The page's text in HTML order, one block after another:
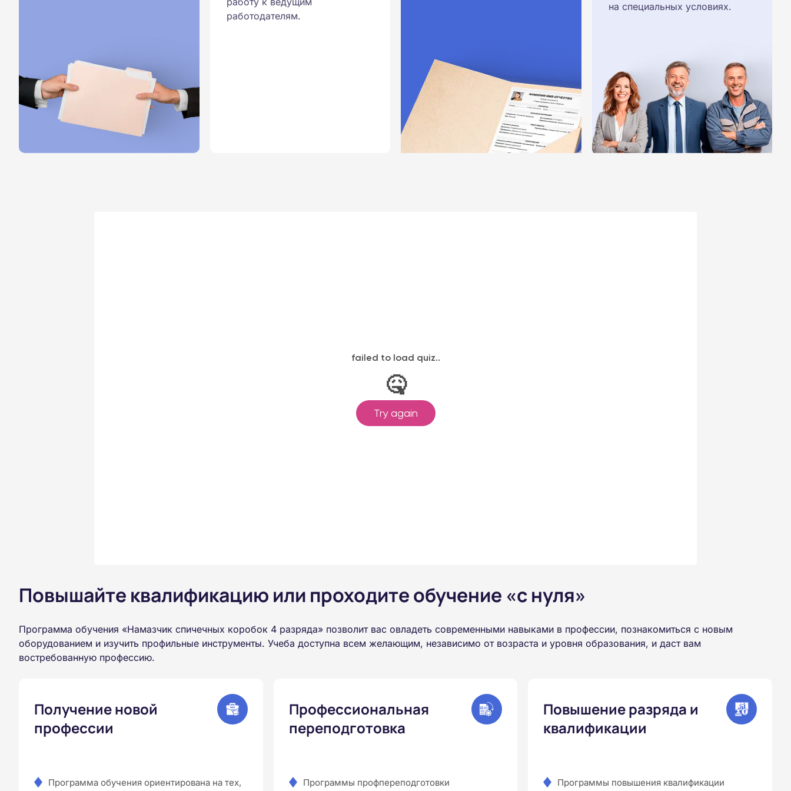
работодателям.
на специальных условиях.
Повышайте квалификацию или проходите обучение «с нуля»
Программа обучения «Намазчик спичечных коробок 4 разряда» позволит вас овладеть современными навыками в профессии, познакомиться с новым
оборудованием и изучить профильные инструменты. Учеба доступна всем желающим, независимо от возраста и уровня образования, и даст вам
востребованную профессию.
Получение новой
профессии
Программа обучения ориентирована на тех,
Профессиональная
переподготовка
Программы профпереподготовки
Повышение разряда и
квалификации
Программы повышения квалификации